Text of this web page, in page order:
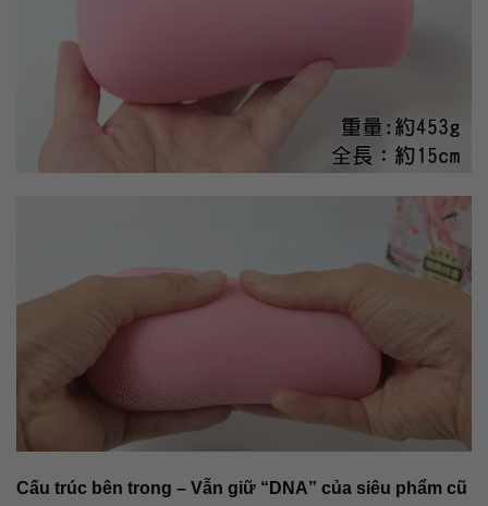
Cấu trúc bên trong – Vẫn giữ “DNA” của siêu phẩm cũ